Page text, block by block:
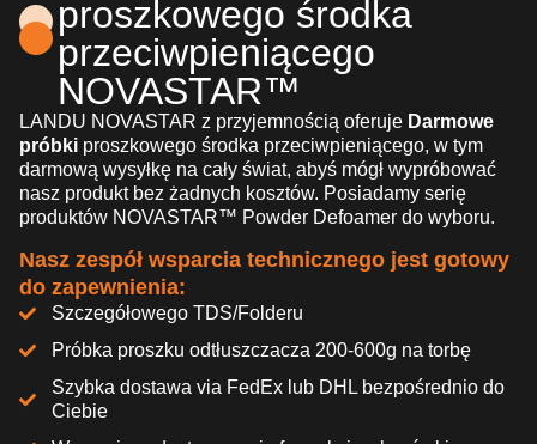
proszkowego środka
przeciwpieniącego
NOVASTAR™
LANDU NOVASTAR z przyjemnością oferuje Darmowe
próbki proszkowego środka przeciwpieniącego, w tym
darmową wysyłkę na cały świat, abyś mógł wypróbować
nasz produkt bez żadnych kosztów. Posiadamy serię
produktów NOVASTAR™ Powder Defoamer do wyboru.
Nasz zespół wsparcia technicznego jest gotowy
do zapewnienia:
Szczegółowego TDS/Folderu
Próbka proszku odtłuszczacza 200-600g na torbę
Szybka dostawa via FedEx lub DHL bezpośrednio do
Ciebie